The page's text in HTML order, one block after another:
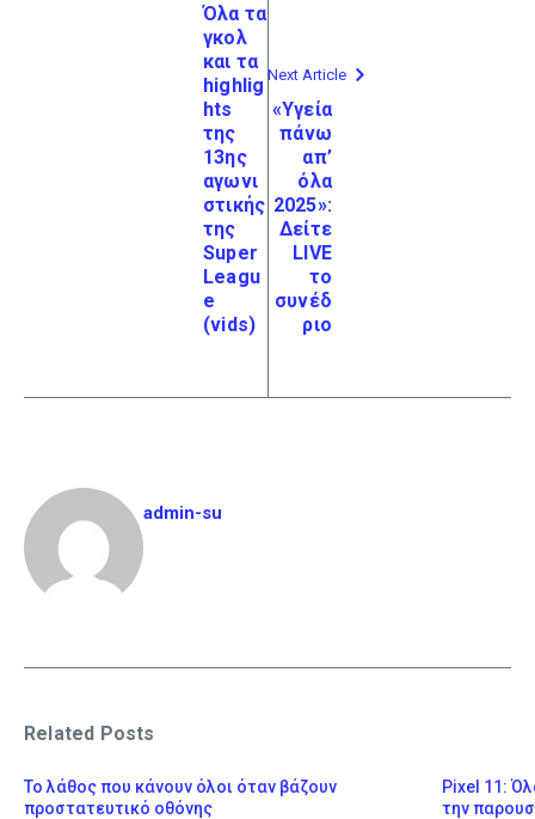
Όλα τα
γκολ
και τα
highlig
hts
της
13ης
αγωνι
στικής
της
Super
Leagu
e
(vids)
Next Article
«Υγεία
πάνω
απ’
όλα
2025»:
Δείτε
LIVE
το
συνέδ
ριο
admin-su
Related Posts
Το λάθος που κάνουν όλοι όταν βάζουν
προστατευτικό οθόνης
Pixel 11:
την